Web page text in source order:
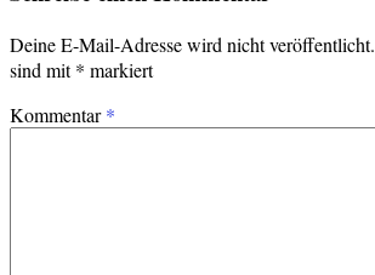
Deine E-Mail-Adresse wird nicht veröffentlicht.
sind mit* markiert
Kommentar*